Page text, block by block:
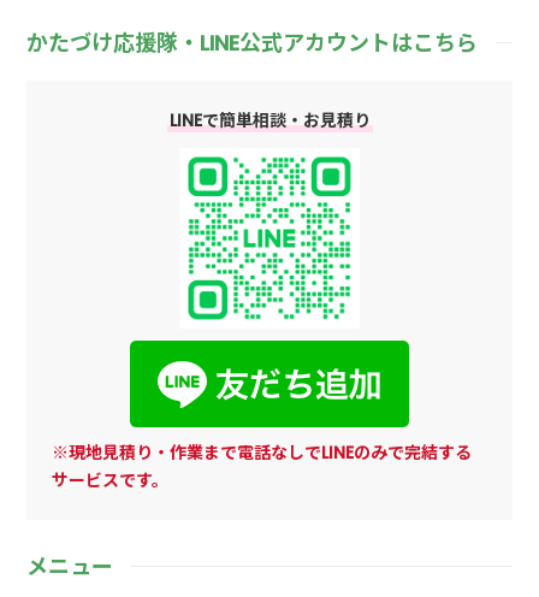
かたづけ応援隊・LINE公式アカウントはこちら
LINEで簡単相談・お見積り
※現地見積り・作業まで電話なしでLINEのみで完結する
サービスです。
メニュー